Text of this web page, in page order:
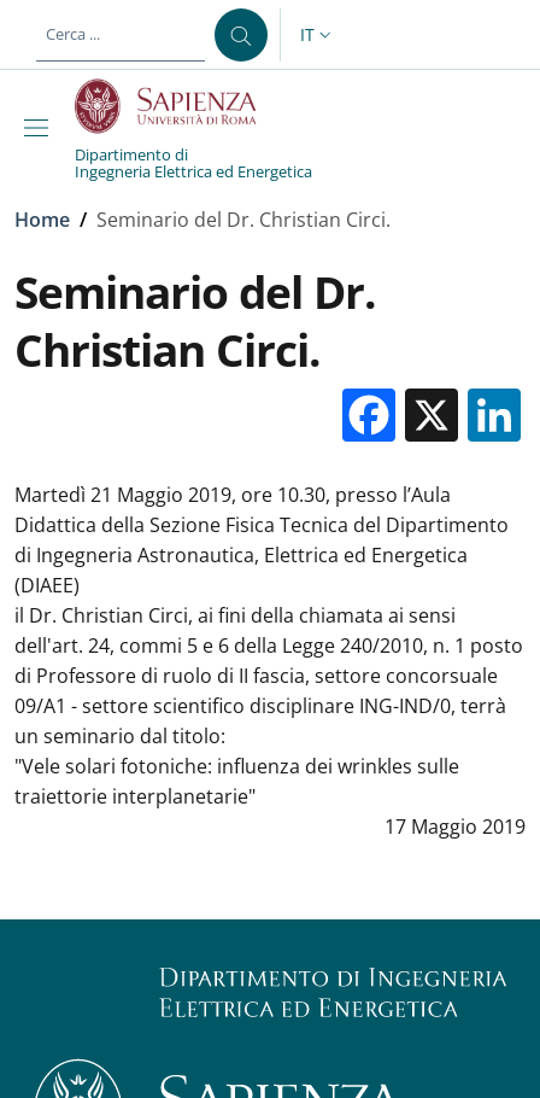
al contenuto principale
SELETTORE LINGUA:
IT
Dipartimento di
Ingegneria Elettrica ed Energetica
Briciole di pane
Home / Seminario del Dr. Christian Circi.
Seminario del Dr.
Christian Circi.
X
Martedì 21 Maggio 2019, ore 10.30, presso l’Aula
Didattica della Sezione Fisica Tecnica del Dipartimento
di Ingegneria Astronautica, Elettrica ed Energetica
(DIAEE)
il Dr. Christian Circi, ai fini della chiamata ai sensi
dell'art. 24, commi 5 e 6 della Legge 240/2010, n. 1 posto
di Professore di ruolo di II fascia, settore concorsuale
09/A1 - settore scientifico disciplinare ING-IND/0, terrà
un seminario dal titolo:
"Vele solari fotoniche: influenza dei wrinkles sulle
traiettorie interplanetarie"
Data notizia:
17 Maggio 2019